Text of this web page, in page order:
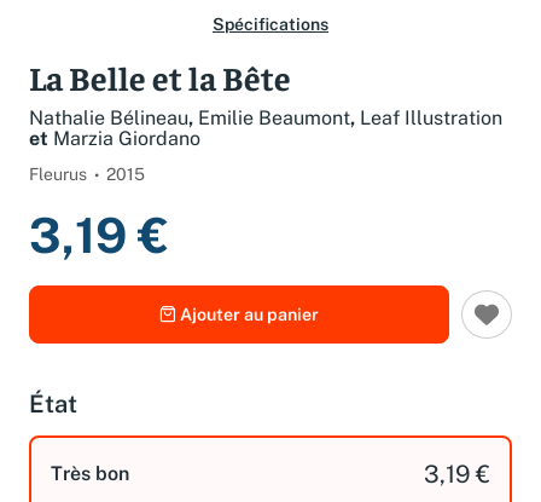
Spécifications
La Belle et la Bête
Nathalie Bélineau, Emilie Beaumont, Leaf Illustration
et Marzia Giordano
Fleurus 2015
3,19 €
Ajouter au panier
État
Très bon 3,19 €